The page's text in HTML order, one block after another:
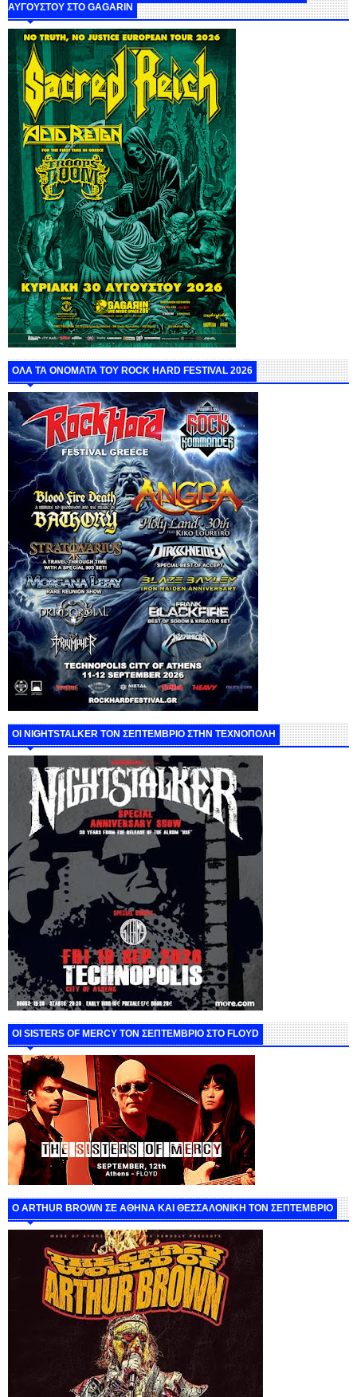
ΑΥΓΟΥΣΤΟΥ ΣΤΟ GAGARIN
ΟΛΑ ΤΑ ΟΝΟΜΑΤΑ ΤΟΥ ROCK HARD FESTIVAL 2026
ΟΙ NIGHTSTALKER ΤΟΝ ΣΕΠΤΕΜΒΡΙΟ ΣΤΗΝ ΤΕΧΝΟΠΟΛΗ
ΟΙ SISTERS OF MERCY ΤΟΝ ΣΕΠΤΕΜΒΡΙΟ ΣΤΟ FLOYD
O ARTHUR BROWN ΣΕ ΑΘΗΝΑ ΚΑΙ ΘΕΣΣΑΛΟΝΙΚΗ ΤΟΝ ΣΕΠΤΕΜΒΡΙΟ